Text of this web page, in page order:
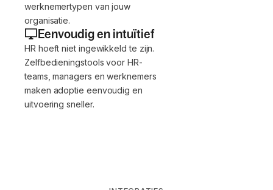
werknemertypen van jouw
organisatie.
Eenvoudig en intuïtief
HR hoeft niet ingewikkeld te zijn.
Zelfbedieningstools voor HR-
teams, managers en werknemers
maken adoptie eenvoudig en
uitvoering sneller.